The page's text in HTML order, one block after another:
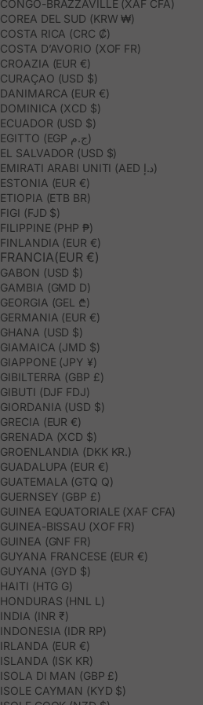
CONGO-BRAZZAVILLE (XAF CFA)
COREA DEL SUD (KRW ₩)
COSTA RICA (CRC ₡)
COSTA D’AVORIO (XOF FR)
CROAZIA (EUR €)
CURAÇAO (USD $)
DANIMARCA (EUR €)
DOMINICA (XCD $)
ECUADOR (USD $)
EGITTO (EGP ج.م)
EL SALVADOR (USD $)
EMIRATI ARABI UNITI (AED د.إ)
ESTONIA (EUR €)
ETIOPIA (ETB BR)
FIGI (FJD $)
FILIPPINE (PHP ₱)
FINLANDIA (EUR €)
FRANCIA(EUR €)
GABON (USD $)
GAMBIA (GMD D)
GEORGIA (GEL ₾)
GERMANIA (EUR €)
GHANA (USD $)
GIAMAICA (JMD $)
GIAPPONE (JPY ¥)
GIBILTERRA (GBP £)
GIBUTI (DJF FDJ)
GIORDANIA (USD $)
GRECIA (EUR €)
GRENADA (XCD $)
GROENLANDIA (DKK KR.)
GUADALUPA (EUR €)
GUATEMALA (GTQ Q)
GUERNSEY (GBP £)
GUINEA EQUATORIALE (XAF CFA)
GUINEA-BISSAU (XOF FR)
GUINEA (GNF FR)
GUYANA FRANCESE (EUR €)
GUYANA (GYD $)
HAITI (HTG G)
HONDURAS (HNL L)
INDIA (INR ₹)
INDONESIA (IDR RP)
IRLANDA (EUR €)
ISLANDA (ISK KR)
ISOLA DI MAN (GBP £)
ISOLE CAYMAN (KYD $)